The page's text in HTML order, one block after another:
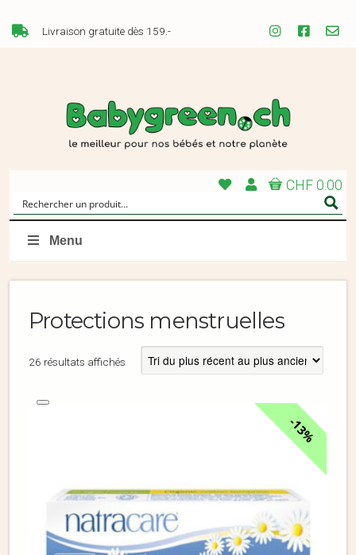
Livraison gratuite dès 159.-
CHF 0.00
Menu
Protections menstruelles
26 résultats affichés
13%